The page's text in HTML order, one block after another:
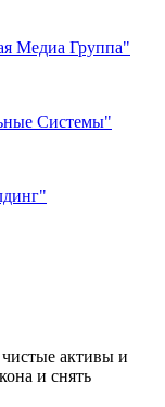
Медиа Группа"
Системы"
активы и
и снять